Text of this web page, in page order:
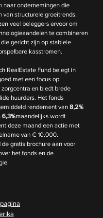
naar ondernemingen die
van structurele groeitrends.
veel beleggers ervoor om
te combineren
gericht zijn op stabiele
kasstromen.
RealEstate Fund belegt in
met een focus op
en biedt brede
huurders. Het fonds
rendement van 8,2%
6,3%maandelijks wordt
deze maand een actie met
van € 10.000.
gratis brochure aan voor
het fonds en de